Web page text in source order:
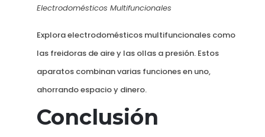
Electrodomésticos Multifuncionales
Explora electrodomésticos multifuncionales como
las freidoras de aire y las ollas a presión. Estos
aparatos combinan varias funciones en uno,
ahorrando espacio y dinero.
Conclusión